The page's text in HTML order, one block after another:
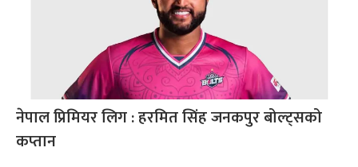
नेपाल प्रिमियर लिग : हरमित सिंह जनकपुर बोल्ट्सको
कप्तान